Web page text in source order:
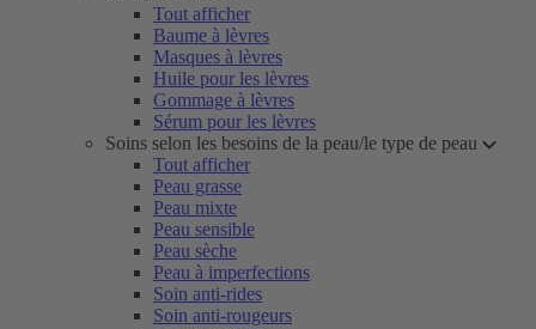
Tout afficher
Baume à lèvres
Masques à lèvres
Huile pour les lèvres
Gommage à lèvres
Sérum pour les lèvres
Soins selon les besoins de la peau/le type de peau
Tout afficher
Peau grasse
Peau mixte
Peau sensible
Peau sèche
Peau à imperfections
Soin anti-rides
Soin anti-rougeurs